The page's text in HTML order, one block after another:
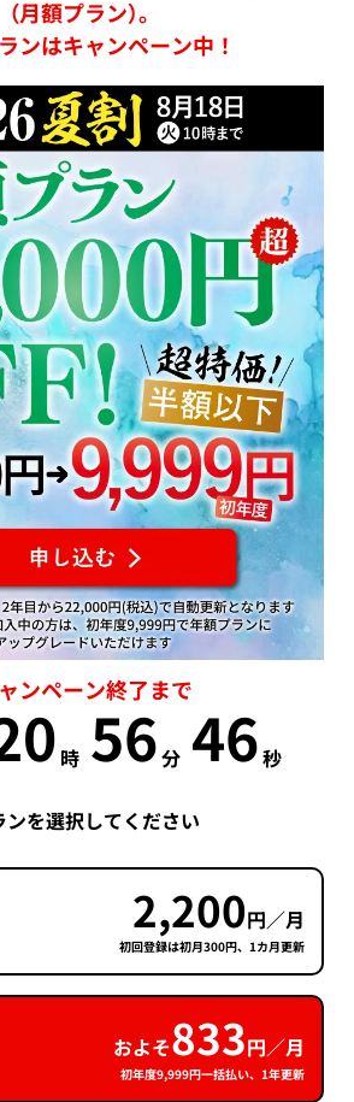
（月額プラン）。
ンはキャンペーン中！
ンペーン終了まで
時 56分 45秒
ンを選択してください
2,200円／月
初回登録は初月300円、1カ月更新
およそ833円／月
初年度9,999円一括払い、1年更新